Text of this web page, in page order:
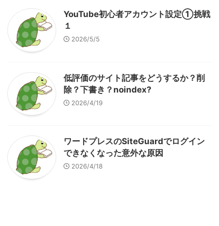
YouTube初心者アカウント設定①挑戦
１
2026/5/5
低評価のサイト記事をどうするか？削
除？下書き？noindex?
2026/4/19
ワードプレスのSiteGuardでログイン
できなくなった意外な原因
2026/4/18